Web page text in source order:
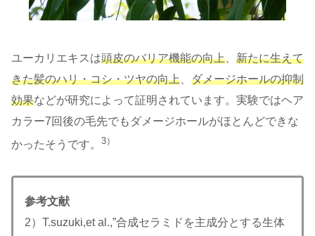
ユーカリエキスは頭皮のバリア機能の向上
新たに生えて
きた髪のハリ・コシ・ツヤの向上
ダメージホールの抑制
効果などが研究によって証明されています。実験ではヘア
カラー7回後の毛先でもダメージホールがほとんどできな
かったそうです。 3）
参考文献
2）T.suzuki,et al.,”合成セラミドを主成分とする生体